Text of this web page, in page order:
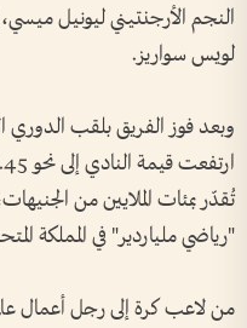
النجم الأرجنتيني ليونيل
لويس سواريز.
تُقدّر بمئات الملايين من
"رياضي ملياردير" في المملكة
من لاعب كرة إلى رجل أعمال